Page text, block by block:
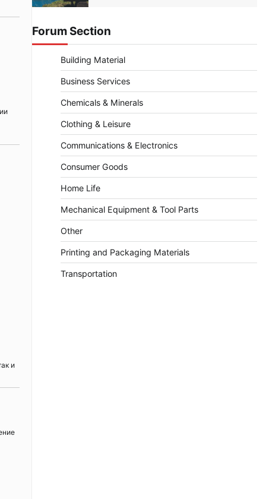
и
Forum Section
Building Material
Business Services
Chemicals & Minerals
Clothing & Leisure
Communications & Electronics
Consumer Goods
Home Life
Mechanical Equipment & Tool Parts
Other
Printing and Packaging Materials
Transportation